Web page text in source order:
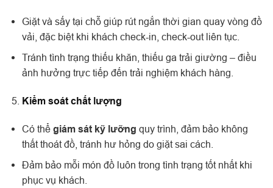
Giặt và sấy tại chỗ giúp rút ngắn thời gian quay vòng đồ
vải, đặc biệt khi khách check-in, check-out liên tục.
Tránh tình trạng thiếu khăn, thiếu ga trải giường – điều
ảnh hưởng trực tiếp đến trải nghiệm khách hàng.
Kiểm soát chất lượng
Có thể giám sát kỹ lưỡng quy trình, đảm bảo không
thất thoát đồ, tránh hư hỏng do giặt sai cách.
Đảm bảo mỗi món đồ luôn trong tình trạng tốt nhất khi
phục vụ khách.